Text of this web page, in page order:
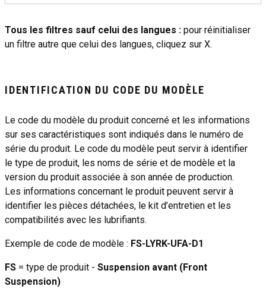
Tous les filtres sauf celui des langues : pour réinitialiser
un filtre autre que celui des langues, cliquez sur X.
IDENTIFICATION DU CODE DU MODÈLE
Le code du modèle du produit concerné et les informations
sur ses caractéristiques sont indiqués dans le numéro de
série du produit. Le code du modèle peut servir à identifier
le type de produit, les noms de série et de modèle et la
version du produit associée à son année de production.
Les informations concernant le produit peuvent servir à
identifier les pièces détachées, le kit d’entretien et les
compatibilités avec les lubrifiants.
Exemple de code de modèle : FS-LYRK-UFA-D1
FS = type de produit - Suspension avant (Front
Suspension)